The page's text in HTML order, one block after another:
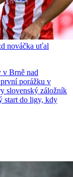
nováčka uťal
v Brně nad
porážku v
slovenský záložník
start do ligy, kdy